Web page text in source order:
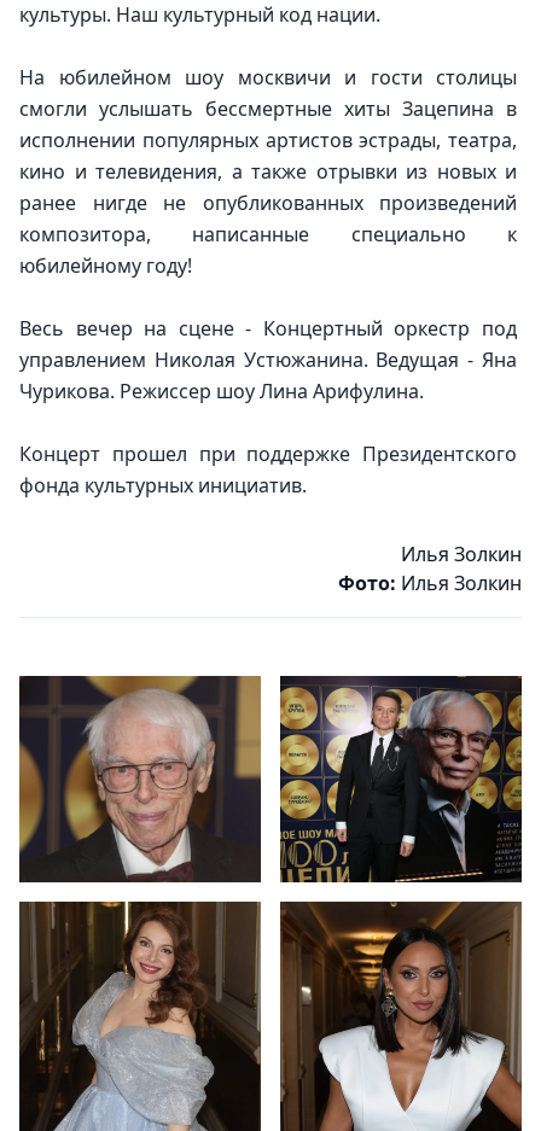
культуры. Наш культурный код нации.
На юбилейном шоу москвичи и гости столицы
смогли услышать бессмертные хиты Зацепина в
исполнении популярных артистов эстрады, театра,
кино и телевидения, а также отрывки из новых и
ранее нигде не опубликованных произведений
композитора, написанные специально к
юбилейному году!
Весь вечер на сцене - Концертный оркестр под
управлением Николая Устюжанина. Ведущая - Яна
Чурикова. Режиссер шоу Лина Арифулина.
Концерт прошел при поддержке Президентского
фонда культурных инициатив.
Илья Золкин
Фото: Илья Золкин